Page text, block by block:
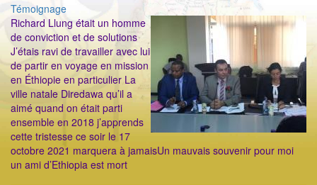
Catégorie
Témoignage
ImageenAvant
Richard Llung était un homme
de conviction et de solutions
J’étais ravi de travailler avec lui
de partir en voyage en mission
en Éthiopie en particulier La
ville natale Diredawa qu’il a
aimé quand on était parti
ensemble en 2018 j’apprends
cette tristesse ce soir le 17
octobre 2021 marquera à jamaisUn mauvais souvenir pour moi
un ami d’Ethiopia est mort